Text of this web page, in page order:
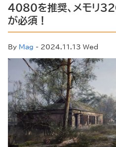
4080を推奨、メモリ
が必須！
By Mag - 2024.11.13 Wed